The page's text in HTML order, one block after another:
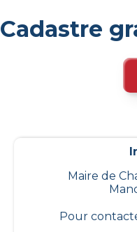
Cadastre
Maire de
Pour